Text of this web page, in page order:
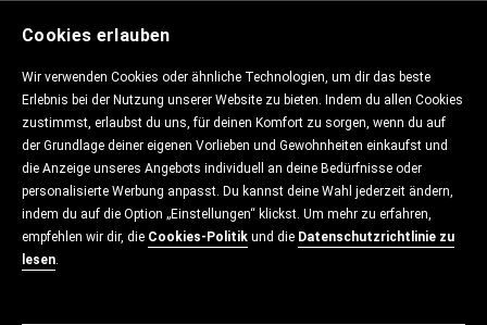
Cookies erlauben
Wir verwenden Cookies oder ähnliche Technologien, um dir das beste
Erlebnis bei der Nutzung unserer Website zu bieten. Indem du allen Cookies
zustimmst, erlaubst du uns, für deinen Komfort zu sorgen, wenn du auf
der Grundlage deiner eigenen Vorlieben und Gewohnheiten einkaufst und
die Anzeige unseres Angebots individuell an deine Bedürfnisse oder
personalisierte Werbung anpasst. Du kannst deine Wahl jederzeit ändern,
indem du auf die Option „Einstellungen“ klickst. Um mehr zu erfahren,
empfehlen wir dir, die Cookies-Politik und die Datenschutzrichtlinie zu
lesen.